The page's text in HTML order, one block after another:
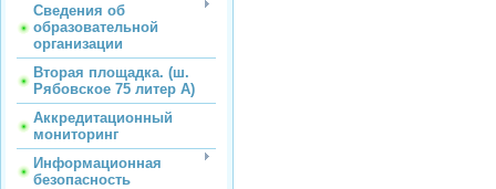
Сведения об
образовательной
организации
Вторая площадка. (ш.
Рябовское 75 литер А)
Аккредитационный
мониторинг
Информационная
безопасность